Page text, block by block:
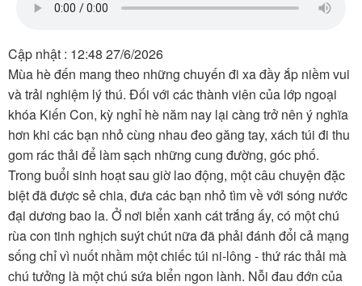
Sân khấu
Thiếu nhi
Kết nối VOV6
TÌM KIẾM
Vận hành bởi QI Corp
Cập nhật : 12:48 27/6/2026
Mùa hè đến mang theo những chuyến đi xa đầy ắp niềm vui
và trải nghiệm lý thú. Đối với các thành viên của lớp ngoại
khóa Kiến Con, kỳ nghỉ hè năm nay lại càng trở nên ý nghĩa
hơn khi các bạn nhỏ cùng nhau đeo găng tay, xách túi đi thu
gom rác thải để làm sạch những cung đường, góc phố.
Trong buổi sinh hoạt sau giờ lao động, một câu chuyện đặc
biệt đã được sẻ chia, đưa các bạn nhỏ tìm về với sóng nước
đại dương bao la. Ở nơi biển xanh cát trắng ấy, có một chú
rùa con tinh nghịch suýt chút nữa đã phải đánh đổi cả mạng
sống chỉ vì nuốt nhầm một chiếc túi ni-lông - thứ rác thải mà
chú tưởng là một chú sứa biển ngon lành. Nỗi đau đớn của